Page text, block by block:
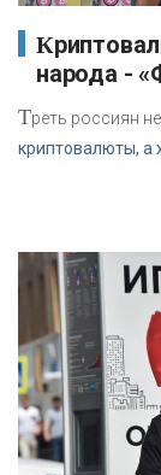
Криптовалюты страшно далеки от
народа -
Треть россиян
криптовалюты, а